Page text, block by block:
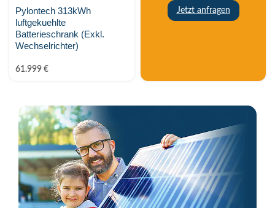
Tigo energy
VARTA
Zendure
ZYC Energy
Pylontech 313kWh
luftgekuehlte
Batterieschrank (Exkl.
Wechselrichter)
61.999 €
Jetzt anfragen